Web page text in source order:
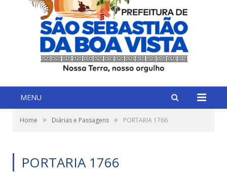
MENU
Home » Diárias e Passagens » PORTARIA 1766
PORTARIA 1766